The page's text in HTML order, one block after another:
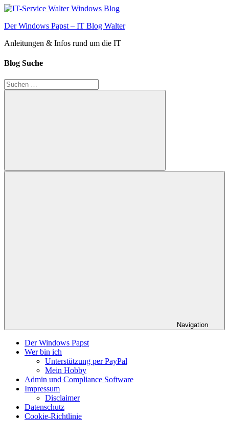
Zum
springen
Der Windows Papst – IT Blog Walter
Anleitungen & Infos rund um die IT
Blog Suche
Suchen
nach:
Suchen
Navigation
Der Windows Papst
Wer bin ich
Unterstützung per PayPal
Mein Hobby
Admin und Compliance Software
Impressum
Disclaimer
Datenschutz
Cookie-Richtlinie